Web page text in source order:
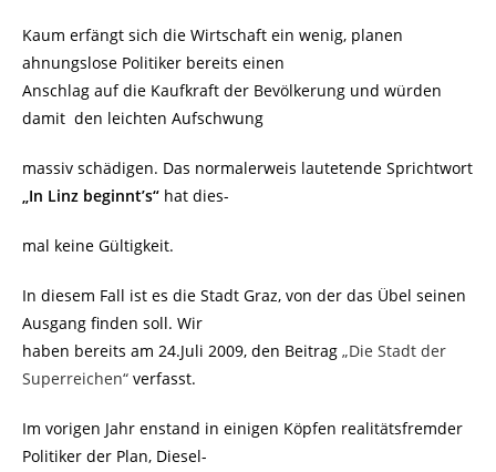
Kaum erfängt sich die Wirtschaft ein wenig, planen
ahnungslose Politiker bereits einen
Anschlag auf die Kaufkraft der Bevölkerung und würden
damit den leichten Aufschwung
massiv schädigen. Das normalerweis lautetende Sprichtwort
„In Linz beginnt’s“ hat dies-
mal keine Gültigkeit.
In diesem Fall ist es die Stadt Graz, von der das Übel seinen
Ausgang finden soll. Wir
haben bereits am 24.Juli 2009, den Beitrag „Die Stadt der
Superreichen“ verfasst.
Im vorigen Jahr enstand in einigen Köpfen realitätsfremder
Politiker der Plan, Diesel-